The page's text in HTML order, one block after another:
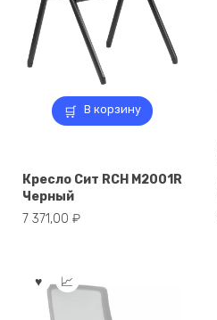
В корзину
Кресло Сит RCH M2001R
Черный
7 371,00 ₽